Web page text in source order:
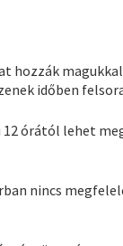
hozzák magukkal
időben
12 órától lehet
nincs